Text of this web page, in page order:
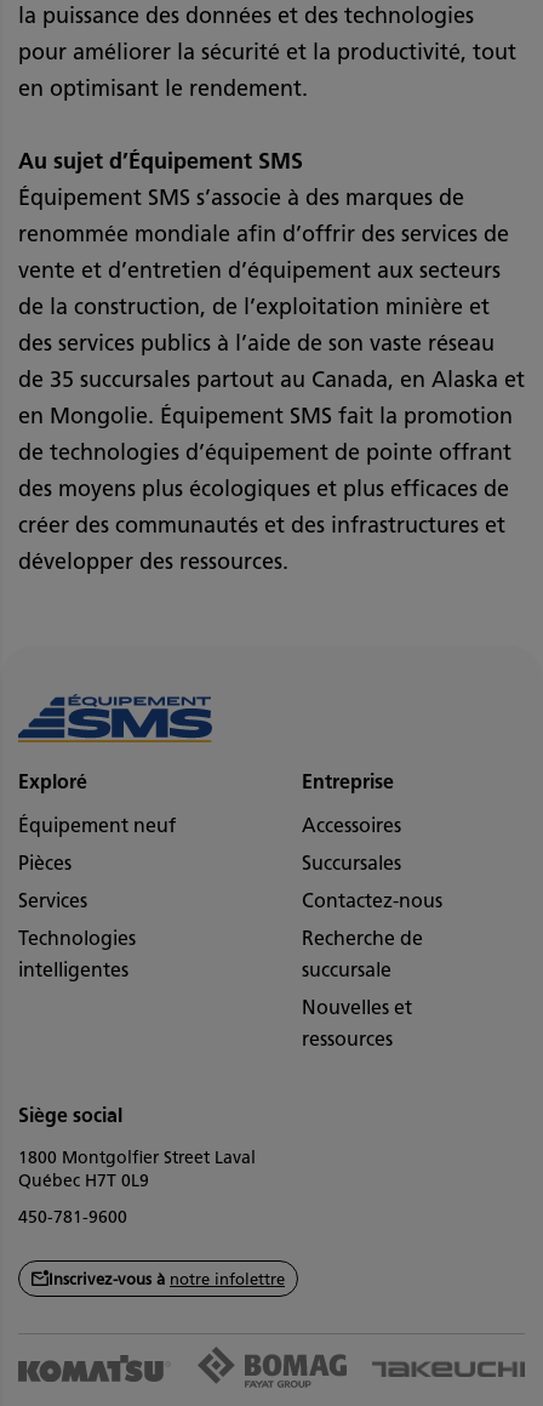
la puissance des données et des technologies
pour améliorer la sécurité et la productivité, tout
en optimisant le rendement.
Au sujet d’Équipement SMS
Équipement SMS s’associe à des marques de
renommée mondiale afin d’offrir des services de
vente et d’entretien d’équipement aux secteurs
de la construction, de l’exploitation minière et
des services publics à l’aide de son vaste réseau
de 35 succursales partout au Canada, en Alaska et
en Mongolie. Équipement SMS fait la promotion
de technologies d’équipement de pointe offrant
des moyens plus écologiques et plus efficaces de
créer des communautés et des infrastructures et
développer des ressources.
Exploré
Équipement neuf
Pièces
Services
Technologies
intelligentes
Entreprise
Accessoires
Succursales
Contactez-nous
Recherche de
succursale
Nouvelles et
ressources
Siège social
1800 Montgolfier Street Laval
Québec H7T 0L9
450-781-9600
Inscrivez-vous à notre infolettre